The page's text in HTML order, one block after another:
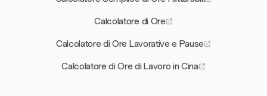
Calcolatore di Ore
Calcolatore di Ore Lavorative e Pause
Calcolatore di Ore di Lavoro in Cina